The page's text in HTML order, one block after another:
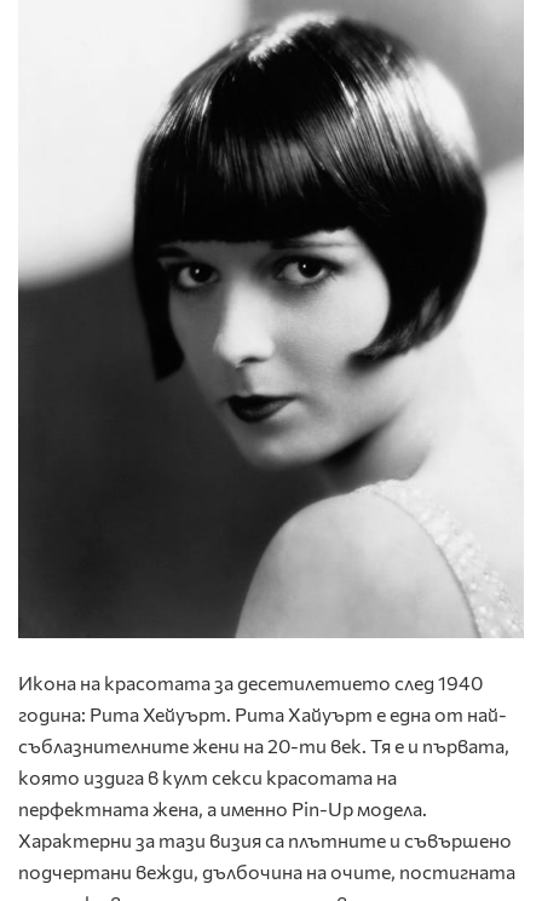
Икона на красотата за десетилетието след 1940
година: Рита Хейуърт. Рита Хайуърт е една от най-
съблазнителните жени на 20-ти век. Тя е и първата,
която издига в култ секси красотата на
перфектната жена, а именно Pin-Up модела.
Характерни за тази визия са плътните и съвършено
подчертани вежди, дълбочина на очите, постигната